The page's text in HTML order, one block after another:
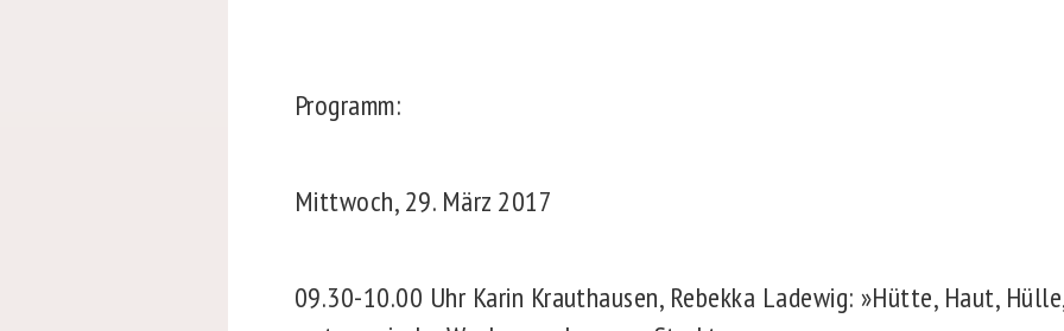
Programm:
Mittwoch, 29. März 2017
09.30-10.00 Uhr Karin Krauthausen, Rebekka Ladewig: »Hütte, Haut,